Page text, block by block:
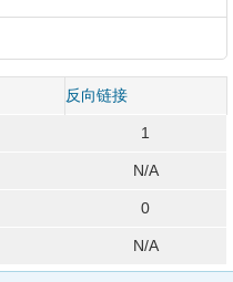
反向链接
1
N/A
0
N/A